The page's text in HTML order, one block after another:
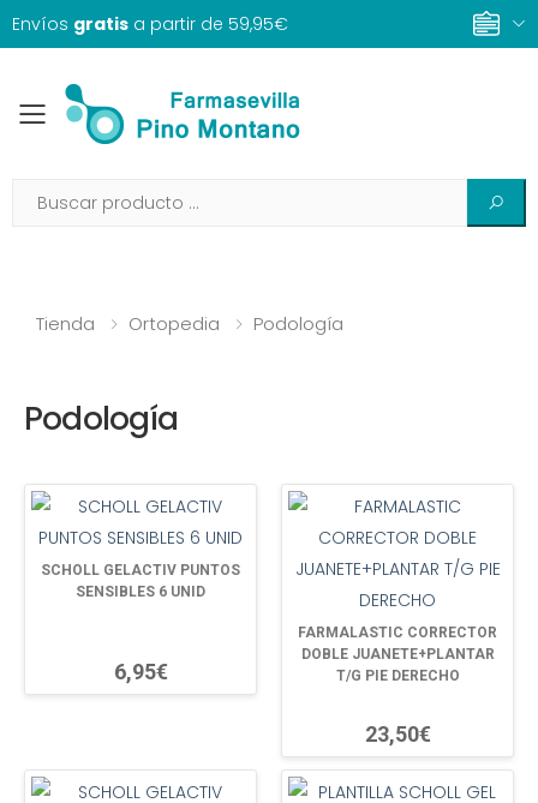
Envíos gratis a partir de 59,95€
Toggle mobile menu
Tienda Ortopedia Podología
Podología
SCHOLL GELACTIV PUNTOS
SENSIBLES 6 UNID
6,95€
FARMALASTIC CORRECTOR
DOBLE JUANETE+PLANTAR
T/G PIE DERECHO
23,50€